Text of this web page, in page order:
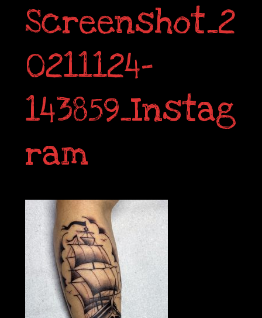
Screenshot_2
0211124-
143859_Instag
ram